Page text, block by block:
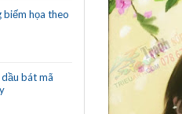
biếm họa theo
bát mã